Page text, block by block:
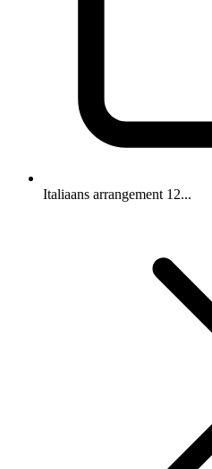
Italiaans arrangement 12...